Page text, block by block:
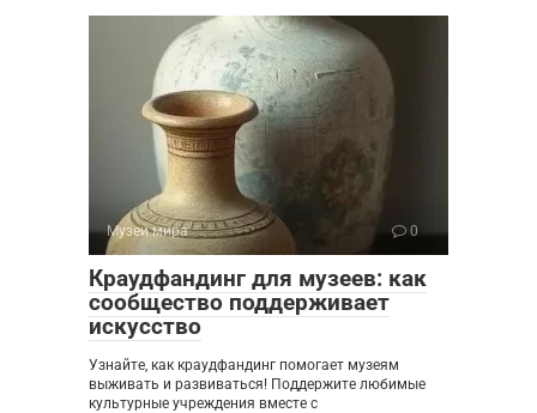
Музеи мира 0
Краудфандинг для музеев: как
сообщество поддерживает
искусство
Узнайте, как краудфандинг помогает музеям
выживать и развиваться! Поддержите любимые
культурные учреждения вместе с